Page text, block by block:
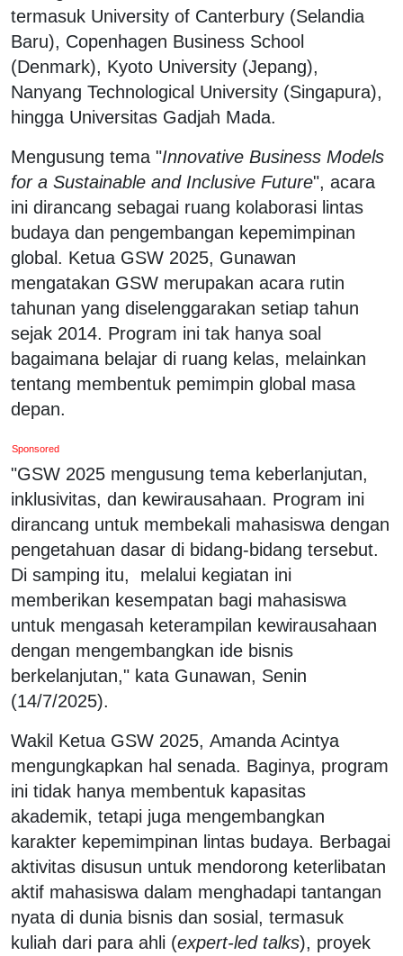
termasuk University of Canterbury (Selandia
Baru), Copenhagen Business School
(Denmark), Kyoto University (Jepang),
Nanyang Technological University (Singapura),
hingga Universitas Gadjah Mada.
Mengusung tema "Innovative Business Models
for a Sustainable and Inclusive Future", acara
ini dirancang sebagai ruang kolaborasi lintas
budaya dan pengembangan kepemimpinan
global. Ketua GSW 2025, Gunawan
mengatakan GSW merupakan acara rutin
tahunan yang diselenggarakan setiap tahun
sejak 2014. Program ini tak hanya soal
bagaimana belajar di ruang kelas, melainkan
tentang membentuk pemimpin global masa
depan.
Sponsored
"GSW 2025 mengusung tema keberlanjutan,
inklusivitas, dan kewirausahaan. Program ini
dirancang untuk membekali mahasiswa dengan
pengetahuan dasar di bidang-bidang tersebut.
Di samping itu, melalui kegiatan ini
memberikan kesempatan bagi mahasiswa
untuk mengasah keterampilan kewirausahaan
dengan mengembangkan ide bisnis
berkelanjutan," kata Gunawan, Senin
(14/7/2025).
Wakil Ketua GSW 2025, Amanda Acintya
mengungkapkan hal senada. Baginya, program
ini tidak hanya membentuk kapasitas
akademik, tetapi juga mengembangkan
karakter kepemimpinan lintas budaya. Berbagai
aktivitas disusun untuk mendorong keterlibatan
aktif mahasiswa dalam menghadapi tantangan
nyata di dunia bisnis dan sosial, termasuk
kuliah dari para ahli (expert-led talks), proyek